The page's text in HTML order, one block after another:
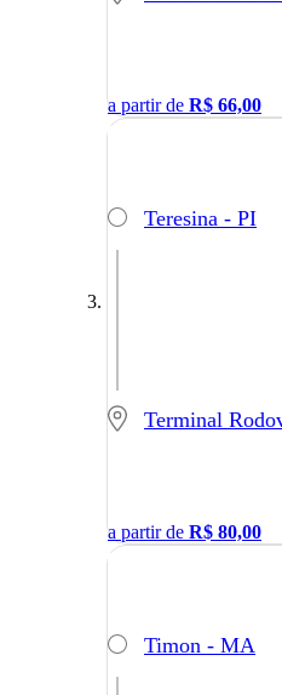
a partir de R$ 66,00
Teresina - PI
a partir de R$ 80,00
Timon - MA